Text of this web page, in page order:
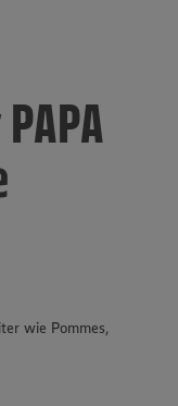
wie Pommes,